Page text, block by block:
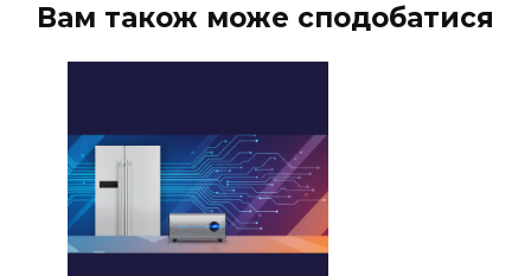
Вам також може сподобатися